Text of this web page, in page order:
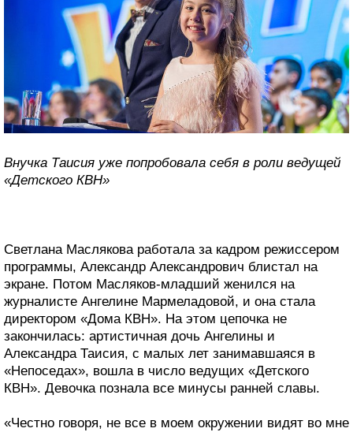
Внучка Таисия уже попробовала себя в роли ведущей
«Детского КВН»
Светлана Маслякова работала за кадром режиссером
программы, Александр Александрович блистал на
экране. Потом Масляков-младший женился на
журналисте Ангелине Мармеладовой, и она стала
директором «Дома КВН». На этом цепочка не
закончилась: артистичная дочь Ангелины и
Александра Таисия, с малых лет занимавшаяся в
«Непоседах», вошла в число ведущих «Детского
КВН». Девочка познала все минусы ранней славы.
«Честно говоря, не все в моем окружении видят во мне